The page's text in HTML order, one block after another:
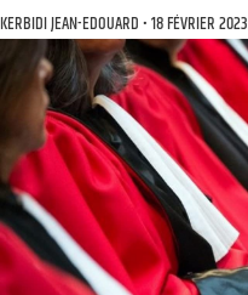
KERBIDI JEAN-EDOUARD 18 FÉVRIER 2023